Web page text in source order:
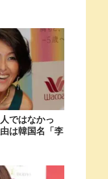
ではなかっ
は韓国名「李